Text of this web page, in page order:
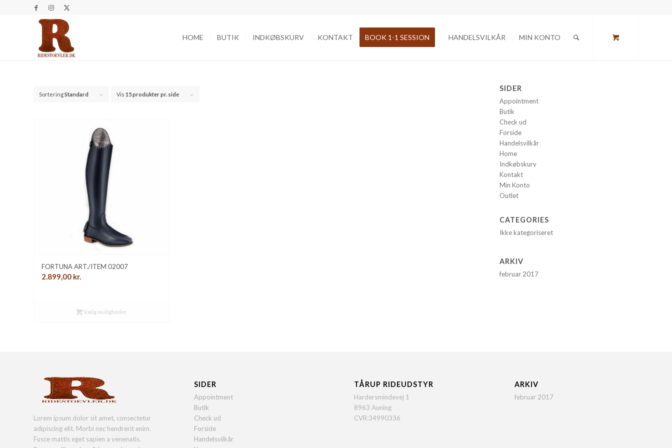
HOME BUTIK INDKØBSKURV KONTAKT BOOK 1-1 SESSION HANDELSVILKÅR MIN KONTO
SorteringStandard Vis 15 produkter pr. side
FORTUNA ART./ITEM 02007
2.899,00 kr.
Vælg muligheder
SIDER
Appointment
Butik
Check ud
Forside
Handelsvilkår
Home
Indkøbskurv
Kontakt
Min Konto
Outlet
CATEGORIES
Ikke kategoriseret
ARKIV
februar 2017
Lorem ipsum dolor sit amet, consectetur
adipiscing elit. Morbi nec hendrerit enim.
Fusce mattis eget sapien a venenatis.
SIDER
Appointment
Butik
Check ud
Forside
Handelsvilkår
TÅRUP RIDEUDSTYR
Hardersmindevej 1
8963 Auning
CVR:34990336
ARKIV
februar 2017